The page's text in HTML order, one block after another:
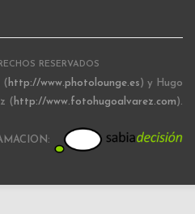
RESERVADOS
( http://www.photolounge.es) y Hugo
( http://www.fotohugoalvarez.com).